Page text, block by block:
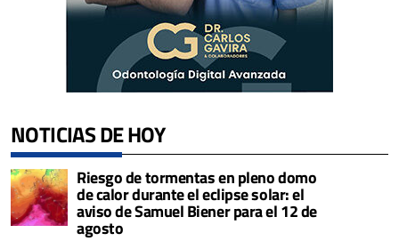
NOTICIAS DE HOY
Riesgo de tormentas en pleno domo
de calor durante el eclipse solar: el
aviso de Samuel Biener para el 12 de
agosto